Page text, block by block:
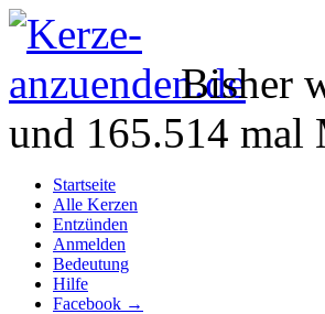
Bisher
und 165.514 mal
Startseite
Alle Kerzen
Entzünden
Anmelden
Bedeutung
Hilfe
Facebook →